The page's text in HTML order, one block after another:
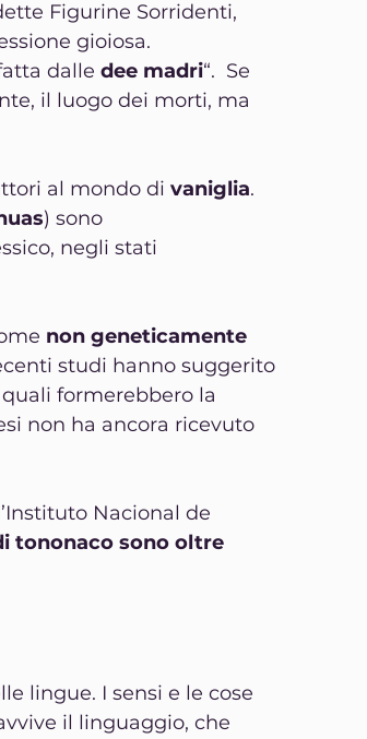
Figurine Sorridenti,
gioiosa.
dalle dee madri“.  Se
il luogo dei morti, ma
al mondo di vaniglia.
) sono
negli stati
non geneticamente
studi hanno suggerito
formerebbero la
non ha ancora ricevuto
Nacional de
tononaco sono oltre
lingue. I sensi e le cose
il linguaggio, che